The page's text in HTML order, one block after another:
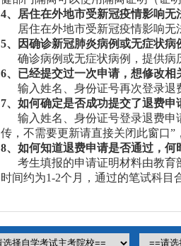
4、居住在外地市受新冠疫情影响
居住在外地市受新冠疫情影响无
5、因确诊新冠肺炎病例或无症状
确诊病例或无症状病例，提供病
6、已经提交过一次申请，想修改
输入姓名、身份证号再次登录退
7、如何确定是否成功提交了退费申
输入姓名、身份证号登录退费申
传，不需要更新请直接关闭此窗口”
8、如何知道退费申请是否通过，
考生填报的申请证明材料由教育
时间约为1-2个月，通过的笔试科目